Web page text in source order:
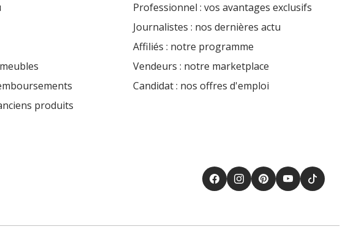
produits
Professionnel : vos avantages exclusifs
Journalistes : nos dernières actu
Affiliés : notre programme
Vendeurs : notre marketplace
Candidat : nos offres d'emploi